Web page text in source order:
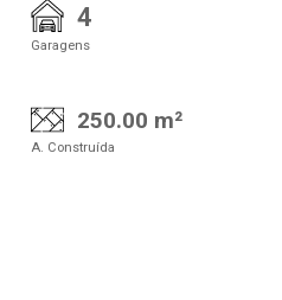
4
Garagens
250.00 m²
A. Construída